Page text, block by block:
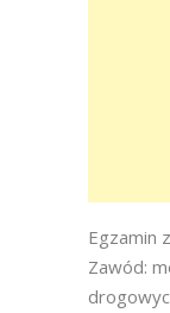
Egzamin
Zawód: